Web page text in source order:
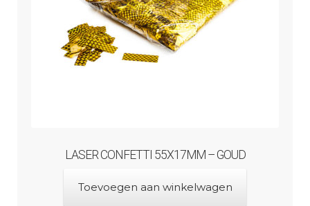
LASER CONFETTI 55X17MM – GOUD
Toevoegen aan winkelwagen